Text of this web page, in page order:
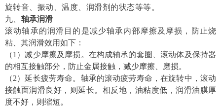
旋转音、振动、温度、润滑剂的状态等等。
九、 轴承润滑
滚动轴承的润滑目的是减少轴承内部摩擦及摩损，防止烧
粘、其润滑效用如下：
（1 ）减少摩擦及摩损。在构成轴承的套圈、滚动体及保持器
的相互接触部分，防止金属接触，减少摩擦、磨损。
（2）延长疲劳寿命。轴承的滚动疲劳寿命，在旋转中，滚动
接触面润滑良好，则延长。相反地，油粘度低，润滑油膜厚
度不好，则缩短。